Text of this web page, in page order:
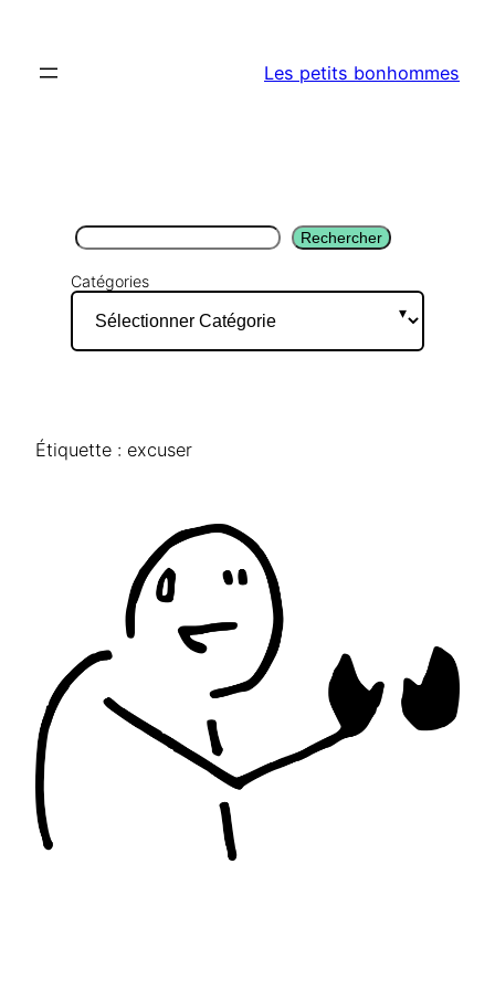
contenu
Les petits bonhommes
Rechercher Rechercher
Catégories
Étiquette : excuser